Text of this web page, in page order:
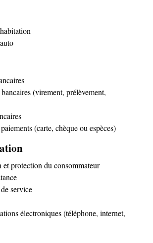
(virement, prélèvement,
(carte, chèque ou espèces)
protection du consommateur
service
électroniques (téléphone, internet,